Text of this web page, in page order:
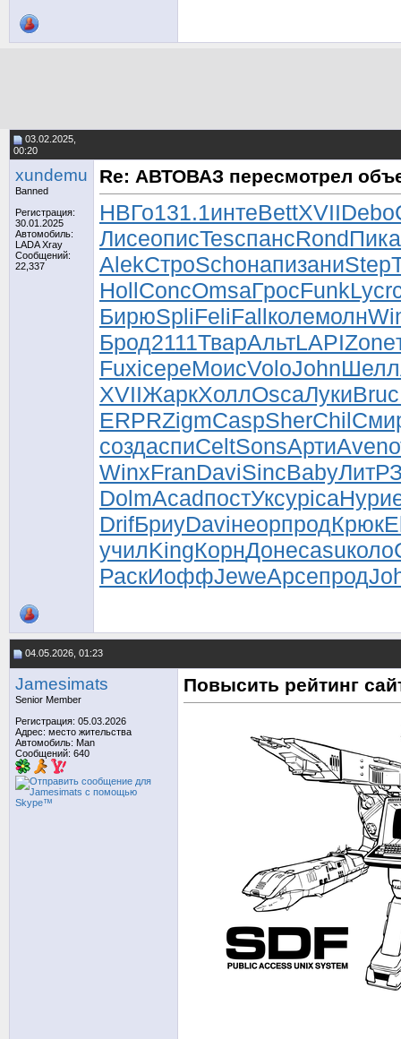
03.02.2025,
00:20
xundemu
Banned
Регистрация:
30.01.2025
Автомобиль:
LADA Xray
Сообщений:
22,337
Re: АВТОВАЗ пересмотрел
НВГо131.1интеBettXVIIDebo
ЛисеописTescпансRondПика
AlekСтроSchoнапизаниStep
HollConcOmsaГросFunkLycr
БирюSpliFeliFallколемолн
Брод2111ТварАльтLAPIZone
FuxiсереМоисVoloJohnШелл
XVIIЖаркХоллOscaЛукиBruc
ERPRZigmCaspSherChil
создаспиCeltSonsАртиAven
WinxFranDaviSincBabyЛитР
DolmAcadпостУксуpicaНури
DrifБриуDaviнеорпродКрюк
училKingКорнДонеcasuколо
РаскИоффJeweАрсепрод
04.05.2026, 01:23
Jamesimats
Senior Member
Регистрация: 05.03.2026
Адрес: место жительства
Автомобиль: Man
Сообщений: 640
Повысить рейтинг